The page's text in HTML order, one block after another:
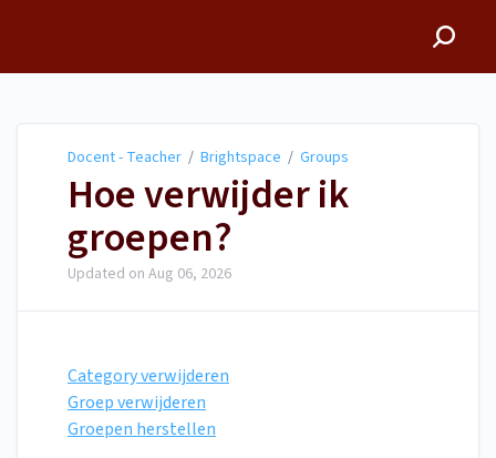
Docent - Teacher / Brightspace / Groups
Hoe verwijder ik
groepen?
Updated on Aug 06, 2026
Category verwijderen
Groep verwijderen
Groepen herstellen